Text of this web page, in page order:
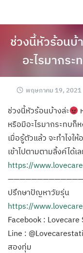
ช่วงนี้หัวร้อนบ้
อะไรมากร
พฤษภาคม 19, 2021
ช่วงนี้หัวร้อนบ้างล่ะ
หรือมีอะไรมากระทบก็
เมื่อรู้ตัวแล้ว จะทำไงใ
เข้าไปตามตามลิ้งค์ได้เ
https://
ปรึกษาปัญหาวัยรุ่น
https://
Facebook :
Line :
สองทุ่ม